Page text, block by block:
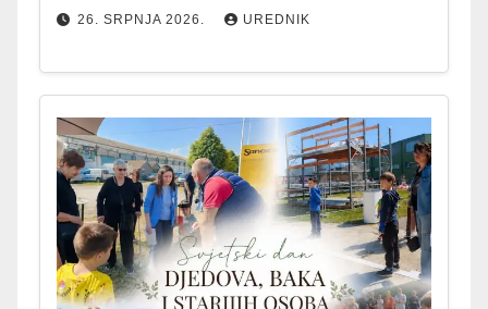
26. SRPNJA 2026. UREDNIK